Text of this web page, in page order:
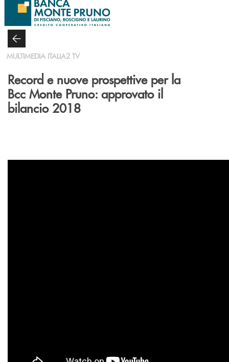
Salta al contenuto principale
MULTIMEDIA ITALIA2 TV
Record e nuove prospettive per la
Bcc Monte Pruno: approvato il
bilancio 2018